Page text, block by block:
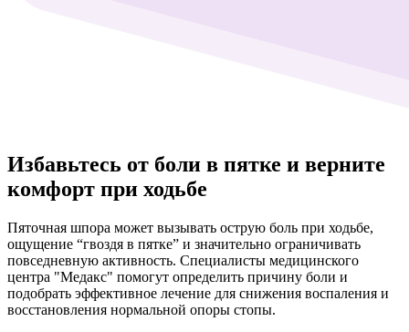
Избавьтесь от боли в пятке и верните
комфорт при ходьбе
Пяточная шпора может вызывать острую боль при ходьбе,
ощущение “гвоздя в пятке” и значительно ограничивать
повседневную активность. Специалисты медицинского
центра "Медакс" помогут определить причину боли и
подобрать эффективное лечение для снижения воспаления и
восстановления нормальной опоры стопы.